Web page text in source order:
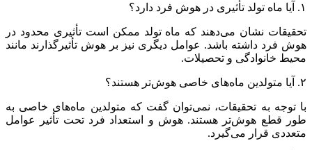
۱. آیا ماه تولد تأثیری در هوش فرد دارد؟
تحقیقات نشان می‌دهند که ماه تولد ممکن است تأثیری محدود در
هوش فرد داشته باشد. عوامل دیگری نیز بر هوش تأثیرگذارند مانند
محیط خانوادگی و تحصیلات.
۲. آیا متولدین ماه‌های خاصی هوش‌تر هستند؟
با توجه به تحقیقات، نمی‌توان گفت که متولدین ماه‌های خاصی به
طور قطع هوش‌تر هستند. هوش و استعداد فرد تحت تأثیر عوامل
متعددی قرار می‌گیرد.